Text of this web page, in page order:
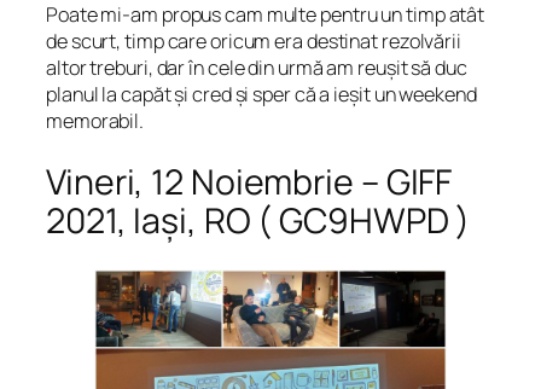
Poate mi-am propus cam multe pentru un timp atât
de scurt, timp care oricum era destinat rezolvării
altor treburi, dar în cele din urmă am reușit să duc
planul la capăt și cred și sper că a ieșit un weekend
memorabil.
Vineri, 12 Noiembrie – GIFF
2021, Iași, RO ( GC9HWPD )